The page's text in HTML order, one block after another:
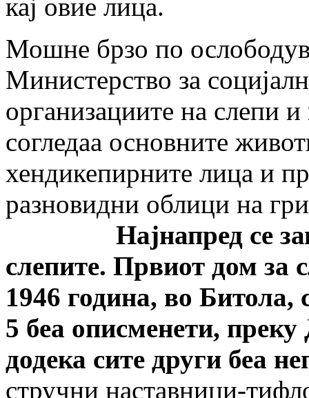
кај овие лица.
Мошне брзо по
Министерство за
организациите на слепи
согледаа основните
хендикепирните лица и
разновидни облици на
Најнапред се
слепите. Првиот дом за
1946 година, во
5 беа описменети,
додека сите други беа
стручни наставници-